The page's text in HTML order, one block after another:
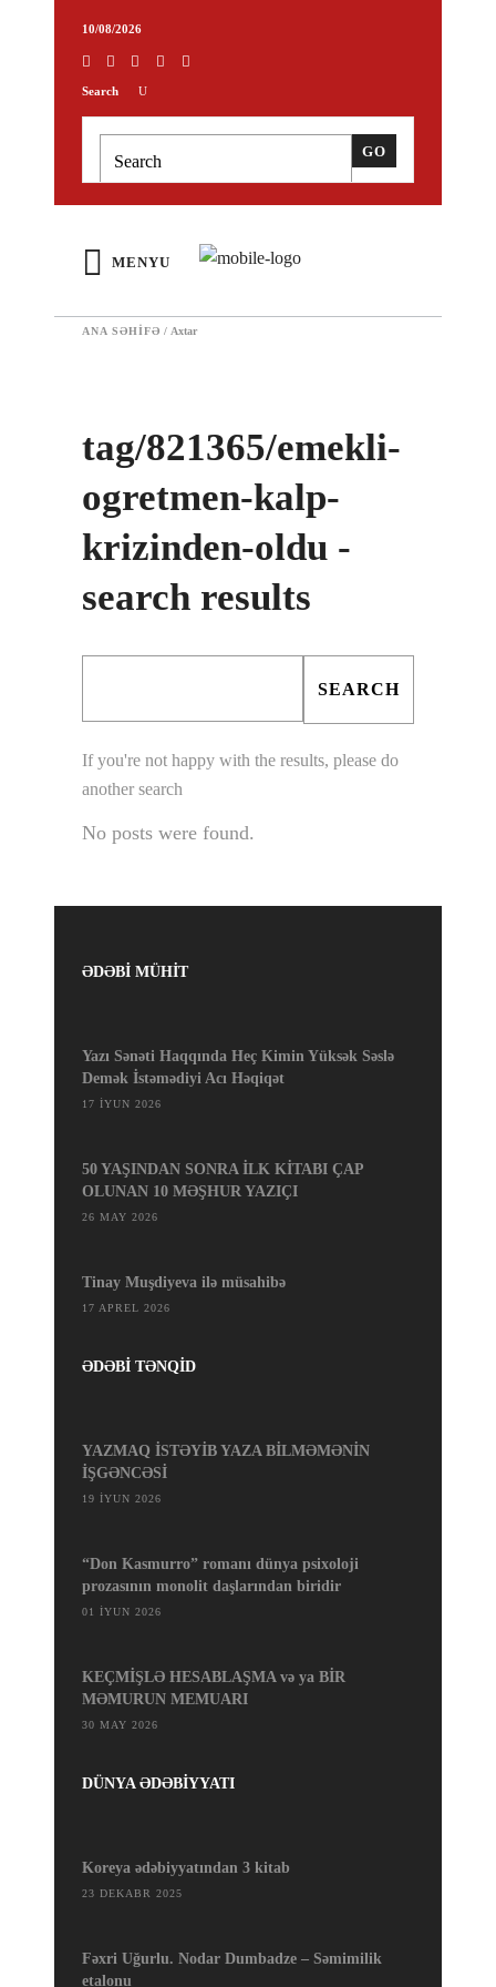
10/08/2026
Search
MENYU
ANA SƏHIFƏ / Axtar
tag/821365/emekli-
ogretmen-kalp-
krizinden-oldu -
search results
If you're not happy with the results, please do
another search
No posts were found.
ƏDƏBİ MÜHİT
Yazı Sənəti Haqqında Heç Kimin Yüksək Səslə
Demək İstəmədiyi Acı Həqiqət
17 İYUN 2026
50 YAŞINDAN SONRA İLK KİTABI ÇAP
OLUNAN 10 MƏŞHUR YAZIÇI
26 MAY 2026
Tinay Muşdiyeva ilə müsahibə
17 APREL 2026
ƏDƏBİ TƏNQİD
YAZMAQ İSTƏYİB YAZA BİLMƏMƏNİN
İŞGƏNCƏSİ
19 İYUN 2026
“Don Kasmurro” romanı dünya psixoloji
prozasının monolit daşlarından biridir
01 İYUN 2026
KEÇMİŞLƏ HESABLAŞMA və ya BİR
MƏMURUN MEMUARI
30 MAY 2026
DÜNYA ƏDƏBİYYATI
Koreya ədəbiyyatından 3 kitab
23 DEKABR 2025
Fəxri Uğurlu. Nodar Dumbadze – Səmimilik
etalonu